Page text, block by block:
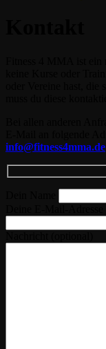
info@fitness4mma.de